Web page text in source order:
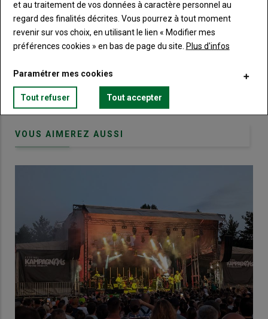
BodyChoisissez votre formule et créez votre
compte pour accéder à tout Terre de
Lien Créez un compte
VOUS AIMEREZ AUSSI
et au traitement de vos données à caractère personnel au
regard des finalités décrites. Vous pourrez à tout moment
revenir sur vos choix, en utilisant le lien « Modifier mes
préférences cookies » en bas de page du site. Plus d'infos
Paramétrer mes cookies
Tout refuser Tout accepter